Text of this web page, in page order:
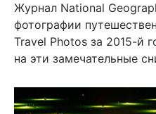
Журнал National
фотографии
Travel Photos за 2015-й
на эти замечательные